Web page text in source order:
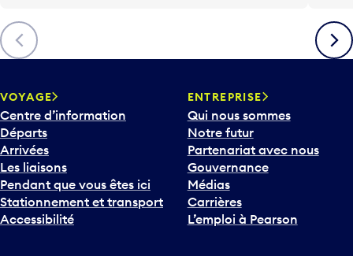
è
c
h
v
e
r
s
l
e
b
a
Précédent
VOYAGE
Centre d’information
Départs
Arrivées
Les liaisons
Pendant que vous êtes ici
Stationnement et transport
Accessibilité
ENTREPRISE
Qui nous sommes
Notre futur
Partenariat avec nous
Gouvernance
Médias
Carrières
L’emploi à Pearson